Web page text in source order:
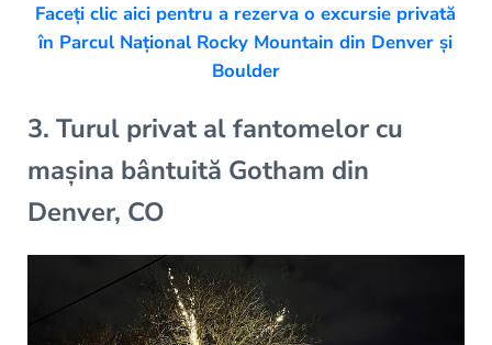
Faceți clic aici pentru a rezerva o excursie privată
în Parcul Național Rocky Mountain din Denver și
Boulder
3. Turul privat al fantomelor cu
mașina bântuită Gotham din
Denver, CO